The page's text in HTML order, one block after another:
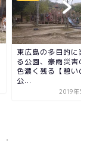
東広島の多目的に楽
る公園、豪雨災害の
色濃く残る【憩いの
公...
2019年5